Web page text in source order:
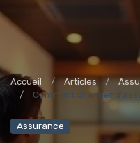
Accueil Articles
Comment changer
Assurance